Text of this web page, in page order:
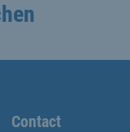
Contact